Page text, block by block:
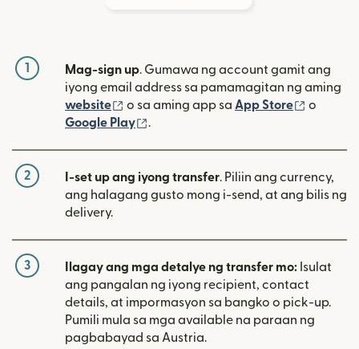
1 Mag-sign up. Gumawa ng account gamit ang
iyong email address sa pamamagitan ng aming
website
(bubukas sa bagong window)
o sa aming app sa App Store
o
Google Play
(bubukas sa bagong window)
.
2 I-set up ang iyong transfer. Piliin ang currency,
ang halagang gusto mong i-send, at ang bilis ng
delivery.
3 Ilagay ang mga detalye ng transfer mo: Isulat
ang pangalan ng iyong recipient, contact
details, at impormasyon sa bangko o pick-up.
Pumili mula sa mga available na paraan ng
pagbabayad sa Austria.